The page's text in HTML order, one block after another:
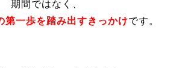
第一歩を踏み出すきっかけです。